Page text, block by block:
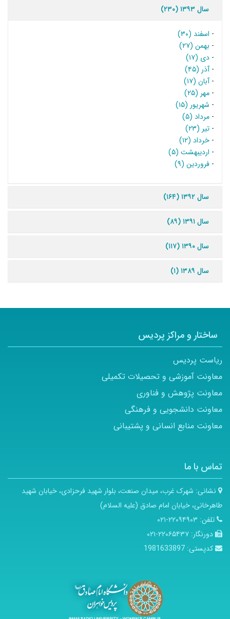
سال ۱۳۹۳ (۲۳۰)
- اسفند (۳۰)
- بهمن (۲۷)
- دی (۱۷)
-آذر (۴۵)
-آبان (۱۷)
- مهر (۲۵)
- شهریور (۱۵)
- مرداد (۵)
- تیر (۲۳)
- خرداد (۱۲)
- اردیبهشت (۵)
- فروردین (۹)
سال ۱۳۹۲ (۱۶۴)
سال ۱۳۹۱ (۸۹)
سال ۱۳۹۰ (۱۱۷)
سال ۱۳۸۹ (۱)
ساختار و مراکز پردیس
ریاست پردیس
معاونت آموزشی و تحصیلات تکمیلی
معاونت پژوهش و فناوری
معاونت دانشجویی و فرهنگی
معاونت منابع انسانی و پشتیبانی
تماس با ما
نشانی: شهرک غرب، میدان صنعت، بلوار شهید فرحزادی، خیابان شهید
طاهرخانی، خیابان امام صادق (علیه السلام)
تلفن: ۲۲۰۹۴۹۰۳-۰۲۱
دورنگار: ۲۲۰۶۵۴۳۷-۰۲۱
کدپستی: 1981633897